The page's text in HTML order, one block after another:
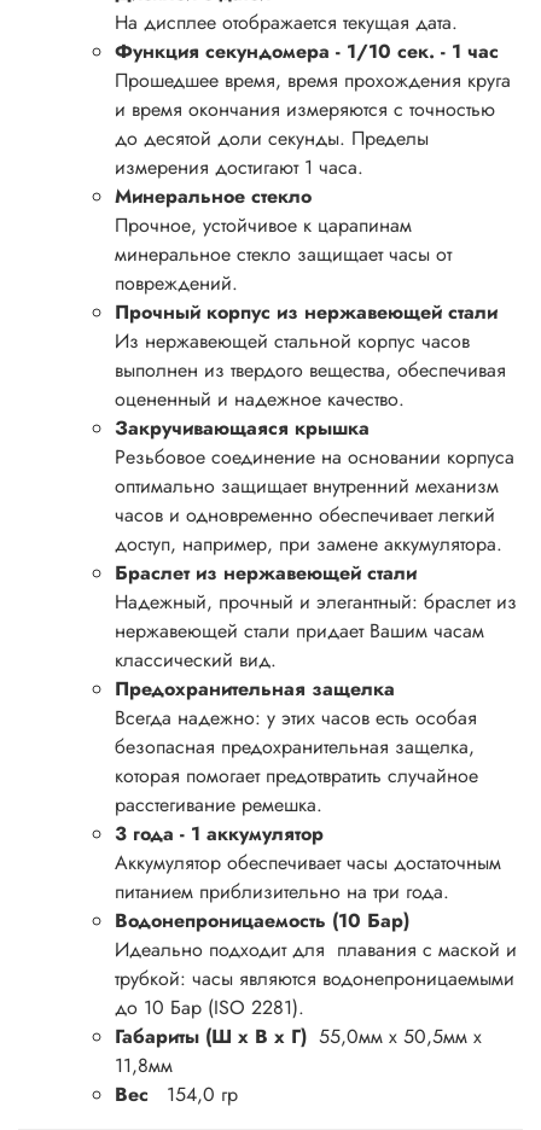
На дисплее отображается текущая дата.
Функция секундомера - 1/10 сек. - 1 час
Прошедшее время, время прохождения круга
и время окончания измеряются с точностью
до десятой доли секунды. Пределы
измерения достигают 1 часа.
Минеральное стекло
Прочное, устойчивое к царапинам
минеральное стекло защищает часы от
повреждений.
Прочный корпус из нержавеющей стали
Из нержавеющей стальной корпус часов
выполнен из твердого вещества, обеспечивая
оцененный и надежное качество.
Закручивающаяся крышка
Резьбовое соединение на основании корпуса
оптимально защищает внутренний механизм
часов и одновременно обеспечивает легкий
доступ, например, при замене аккумулятора.
Браслет из нержавеющей стали
Надежный, прочный и элегантный: браслет из
нержавеющей стали придает Вашим часам
классический вид.
Предохранительная защелка
Всегда надежно: у этих часов есть особая
безопасная предохранительная защелка,
которая помогает предотвратить случайное
расстегивание ремешка.
3 года - 1 аккумулятор
Аккумулятор обеспечивает часы достаточным
питанием приблизительно на три года.
Водонепроницаемость (10 Бар)
Идеально подходит для плавания с маской и
трубкой: часы являются водонепроницаемыми
до 10 Бар (ISO 2281).
Габариты (Ш x В x Г) 55,0мм x 50,5мм x
11,8мм
Вес
154,0 гр